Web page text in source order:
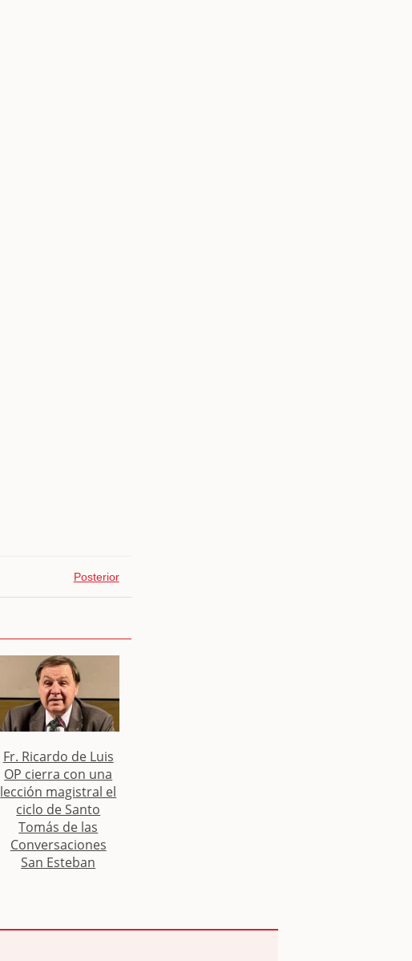
Posterior
Fr. Ricardo de Luis
OP cierra con una
lección magistral el
ciclo de Santo
Tomás de las
Conversaciones
San Esteban